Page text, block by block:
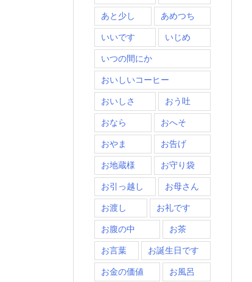
あと少し あめつち
いいです いじめ
いつの間にか
おいしいコーヒー
おいしさ おう吐
おなら おへそ
おやま お告げ
お地蔵様 お守り袋
お引っ越し お母さん
お渡し お礼です
お腹の中 お茶
お言葉 お誕生日です
お金の価値 お風呂